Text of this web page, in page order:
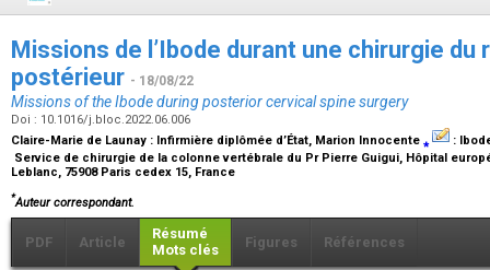
Missions de l’Ibode durant une chirurgie du
postérieur - 18/08/22
Missions of the Ibode during posterior cervical spine surgery
Doi : 10.1016/j.bloc.2022.06.006
Claire-Marie de Launay : Infirmière diplômée d’État, Marion Innocente ⁎ :
Service de chirurgie de la colonne vertébrale du Pr Pierre Guigui, Hôpital
Leblanc, 75908 Paris cedex 15, France
*Auteur correspondant.
PDF Article
Résumé
Mots clés
Figures Références